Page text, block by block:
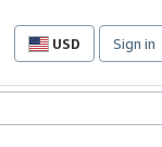
USD
Site
preferences
Sign in